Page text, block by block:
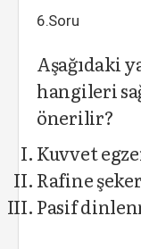
6.Soru
Aşağıdaki
hangileri
önerilir?
Kuvvet
Rafine
Pasif